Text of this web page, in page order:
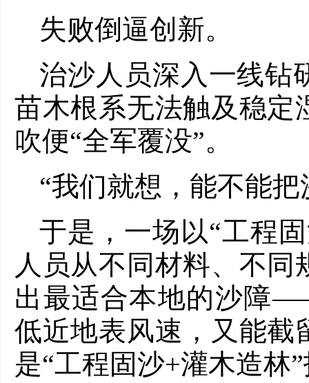
失败倒逼创新。
治沙人员深入一线钻
苗木根系无法触及稳定
吹便“全军覆没”。
“我们就想，能不能
于是，一场以“工程
人员从不同材料、不
出最适合本地的沙障
低近地表风速，又能截
是“工程固沙+灌木造林